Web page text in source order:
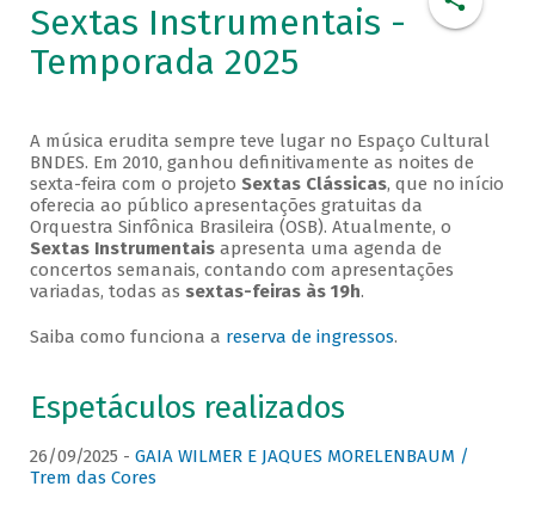
Sextas Instrumentais -
Temporada 2025
A música erudita sempre teve lugar no Espaço Cultural
BNDES. Em 2010, ganhou definitivamente as noites de
sexta-feira com o projeto Sextas Clássicas, que no início
oferecia ao público apresentações gratuitas da
Orquestra Sinfônica Brasileira (OSB). Atualmente, o
Sextas Instrumentaisapresenta uma agenda de
concertos semanais, contando com apresentações
variadas, todas as sextas-feiras às 19h.
Saiba como funciona a reserva de ingressos.
Espetáculos realizados
26/09/2025 - GAIA WILMER E JAQUES MORELENBAUM /
Trem das Cores